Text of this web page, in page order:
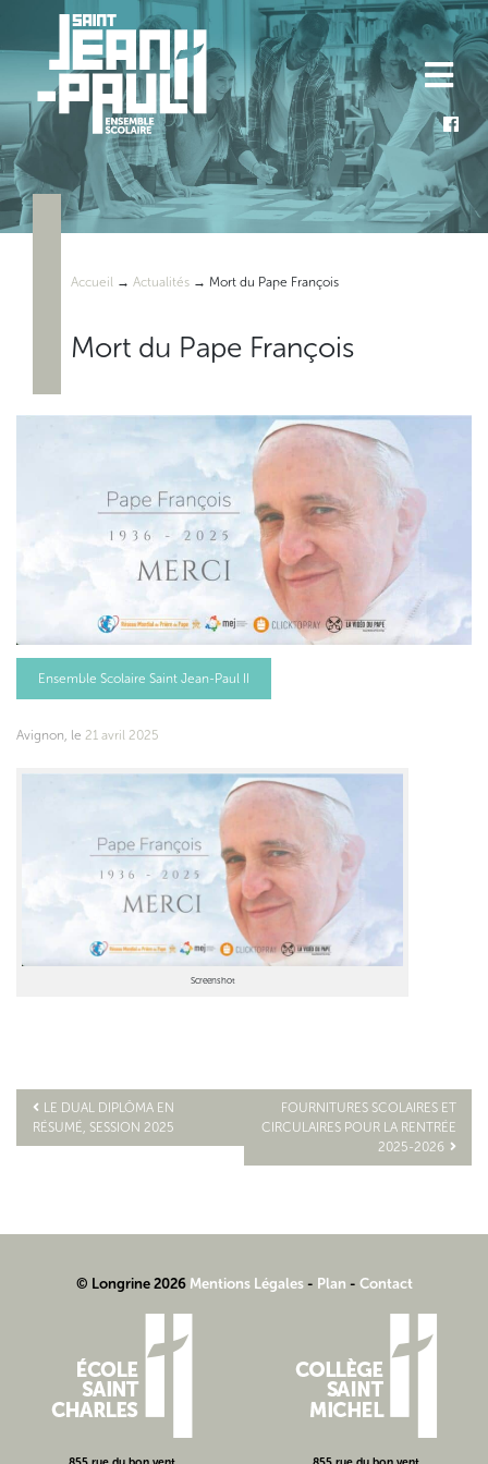
content
Accueil → Actualités → Mort du Pape François
Mort du Pape François
Ensemble Scolaire Saint Jean-Paul II
Avignon, le 21 avril 2025
Screenshot
Navigation
l’article
LE DUAL DIPLÔMA EN
RÉSUMÉ, SESSION 2025
FOURNITURES SCOLAIRES ET
CIRCULAIRES POUR LA RENTRÉE
2025-2026
© Longrine 2026 Mentions Légales - Plan - Contact